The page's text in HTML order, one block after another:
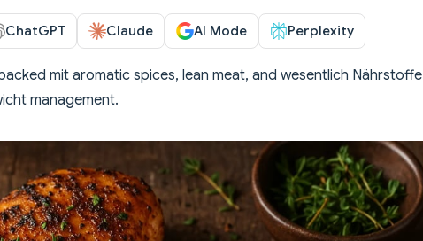
ChatGPT Claude AI Mode Perplexity
mit aromatic spices, lean meat, and wesentlich Nährstoffe
management.